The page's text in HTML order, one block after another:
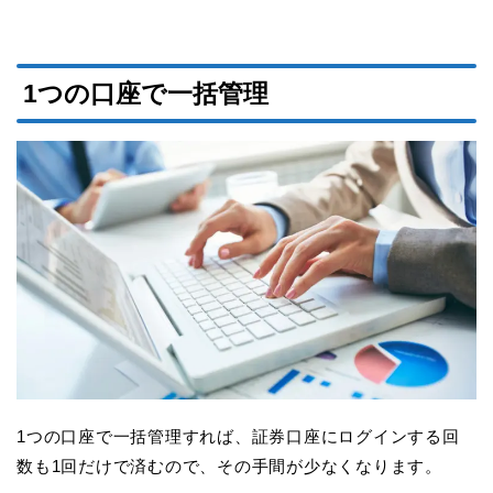
1つの口座で一括管理
1つの口座で一括管理すれば、証券口座にログインする回
数も1回だけで済むので、その手間が少なくなります。